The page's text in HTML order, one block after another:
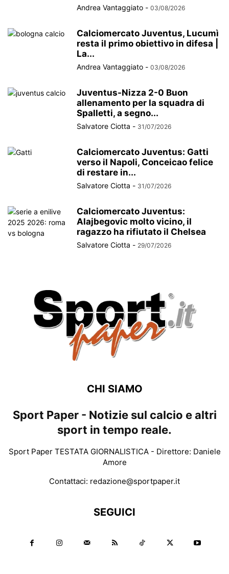
Andrea Vantaggiato - 03/08/2026
Calciomercato Juventus, Lucumì
resta il primo obiettivo in difesa |
La...
Andrea Vantaggiato - 03/08/2026
Juventus-Nizza 2-0 Buon
allenamento per la squadra di
Spalletti, a segno...
Salvatore Ciotta - 31/07/2026
Calciomercato Juventus: Gatti
verso il Napoli, Conceicao felice
di restare in...
Salvatore Ciotta - 31/07/2026
Calciomercato Juventus:
Alajbegovic molto vicino, il
ragazzo ha rifiutato il Chelsea
Salvatore Ciotta - 29/07/2026
CHI SIAMO
Sport Paper - Notizie sul calcio e altri
sport in tempo reale.
Sport Paper TESTATA GIORNALISTICA - Direttore: Daniele
Amore
Contattaci: redazione@sportpaper.it
SEGUICI